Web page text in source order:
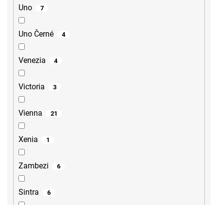
Uno 7
Uno Černé 4
Venezia 4
Victoria 3
Vienna 21
Xenia 1
Zambezi 6
Sintra 6